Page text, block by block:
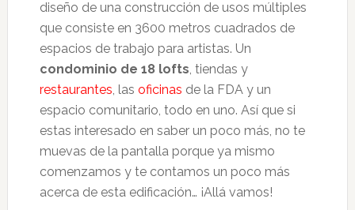
diseño de una construcción de usos múltiples
que consiste en 3600 metros cuadrados de
espacios de trabajo para artistas. Un
condominio de 18 lofts, tiendas y
restaurantes, las oficinas de la FDA y un
espacio comunitario, todo en uno. Así que si
estas interesado en saber un poco más, no te
muevas de la pantalla porque ya mismo
comenzamos y te contamos un poco más
acerca de esta edificación… ¡Allá vamos!